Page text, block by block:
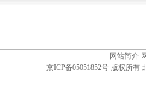
网站简介
京ICP备05051852号 版权所有